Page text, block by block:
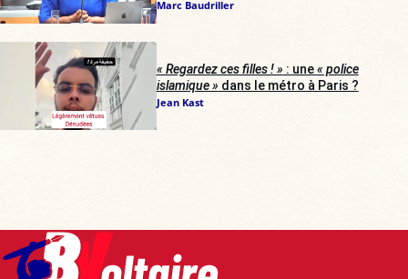
Marc Baudriller
« Regardez ces filles ! » : une« police
islamique » dans le métro à Paris ?
Jean Kast